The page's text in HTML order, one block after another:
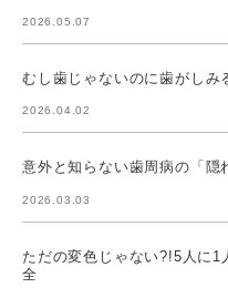
2026.05.07
むし歯じゃないのに歯がしみ
2026.04.02
意外と知らない歯周病の「隠
2026.03.03
ただの変色じゃない?!5人に1
全